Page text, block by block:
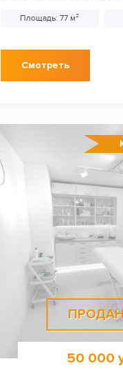
Площадь: 77 м²
Смотреть
50 000